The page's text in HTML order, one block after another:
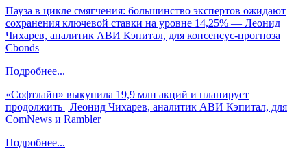
Пауза в цикле смягчения: большинство экспертов ожидают
сохранения ключевой ставки на уровне 14,25% — Леонид
Чихарев, аналитик АВИ Кэпитал, для консенсус-прогноза
Cbonds
Подробнее...
«Софтлайн» выкупила 19,9 млн акций и планирует
продолжить | Леонид Чихарев, аналитик АВИ Кэпитал, для
ComNews и Rambler
Подробнее...